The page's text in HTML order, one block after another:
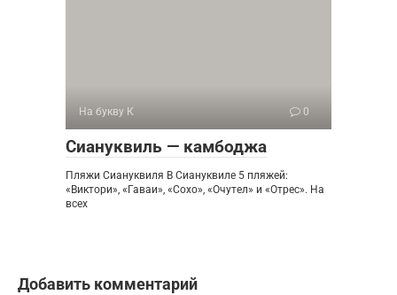
На букву К 0
Сиануквиль — камбоджа
Пляжи Сиануквиля В Сиануквиле 5 пляжей:
«Виктори», «Гаваи», «Сохо», «Очутел» и «Отрес». На
всех
Добавить комментарий